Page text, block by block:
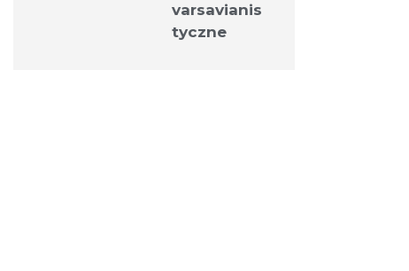
varsavianis
tyczne